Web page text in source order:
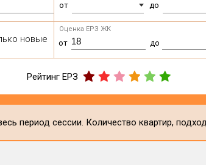
от до
новые
Оценка ЕРЗ ЖК
от до
Рейтинг ЕРЗ
период сессии. Количество квартир,